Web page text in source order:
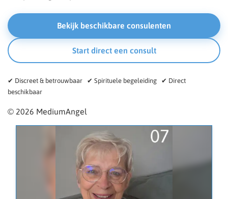
Bekijk beschikbare consulenten
Start direct een consult
✔ Discreet & betrouwbaar ✔ Spirituele begeleiding ✔ Direct
beschikbaar
© 2026 MediumAngel